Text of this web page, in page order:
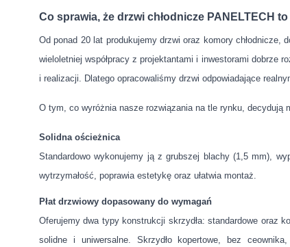
Co sprawia, że drzwi chłodnicze PANELTECH
Od ponad 20 lat produkujemy drzwi oraz komory
wieloletniej współpracy z projektantami i inwestorami dobrze
i realizacji. Dlatego opracowaliśmy drzwi odpowiadające
O tym, co wyróżnia nasze rozwiązania na tle rynku, decydują
Solidna ościeżnica
Standardowo wykonujemy ją z grubszej blachy (1,5 mm),
wytrzymałość, poprawia estetykę oraz ułatwia montaż.
Płat drzwiowy dopasowany do wymagań
Oferujemy dwa typy konstrukcji skrzydła: standardowe oraz
solidne i uniwersalne. Skrzydło kopertowe, bez